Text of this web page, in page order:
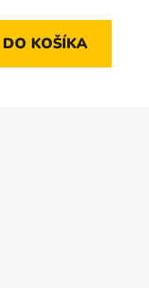
DO KOŠÍKA